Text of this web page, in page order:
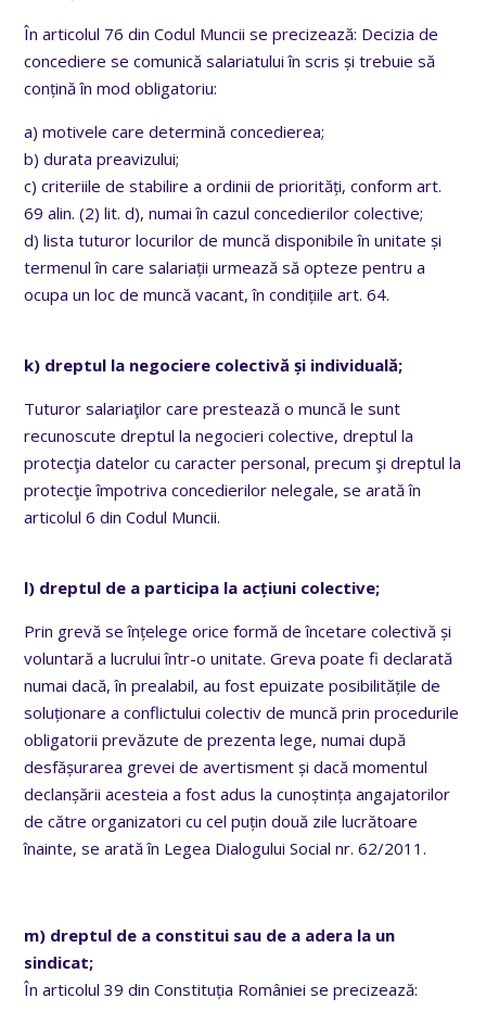
În articolul 76 din Codul Muncii se precizează: Decizia de
concediere se comunică salariatului în scris și trebuie să
conțină în mod obligatoriu:
a) motivele care determină concedierea;
b) durata preavizului;
c) criteriile de stabilire a ordinii de priorități, conform art.
69 alin. (2) lit. d), numai în cazul concedierilor colective;
d) lista tuturor locurilor de muncă disponibile în unitate și
termenul în care salariații urmează să opteze pentru a
ocupa un loc de muncă vacant, în condițiile art. 64.
k) dreptul la negociere colectivă și individuală;
Tuturor salariaţilor care prestează o muncă le sunt
recunoscute dreptul la negocieri colective, dreptul la
protecţia datelor cu caracter personal, precum şi dreptul la
protecţie împotriva concedierilor nelegale, se arată în
articolul 6 din Codul Muncii.
l) dreptul de a participa la acțiuni colective;
Prin grevă se înțelege orice formă de încetare colectivă și
voluntară a lucrului într-o unitate.Greva poate fi declarată
numai dacă, în prealabil, au fost epuizate posibilitățile de
soluționare a conflictului colectiv de muncă prin procedurile
obligatorii prevăzute de prezenta lege, numai după
desfășurarea grevei de avertisment și dacă momentul
declanșării acesteia a fost adus la cunoștința angajatorilor
de către organizatori cu cel puțin două zile lucrătoare
înainte, se arată în Legea Dialogului Social nr. 62/2011.
m) dreptul de a constitui sau de a adera la un
sindicat;
În articolul 39 din Constituția României se precizează: